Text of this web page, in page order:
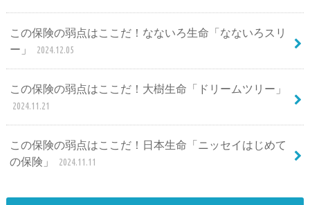
この保険の弱点はここだ！なないろ生命「なないろスリ
ー」
2024.12.05
この保険の弱点はここだ！大樹生命「ドリームツリー」
2024.11.21
この保険の弱点はここだ！日本生命「ニッセイはじめて
の保険」
2024.11.11